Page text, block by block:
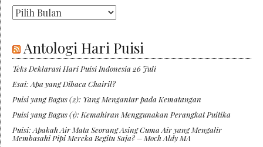
Arsip
Antologi Hari Puisi
Teks Deklarasi Hari Puisi Indonesia 26 Juli
Esai: Apa yang Dibaca Chairil?
Puisi yang Bagus (2): Yang Mengantar pada Kematangan
Puisi yang Bagus (1): Kemahiran Menggunakan Perangkat Puitika
Puisi: Apakah Air Mata Seorang Asing Cuma Air yang Mengalir
Membasahi Pipi Mereka Begitu Saja? – Moch Aldy MA